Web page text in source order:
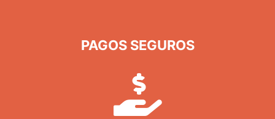
PAGOS SEGUROS